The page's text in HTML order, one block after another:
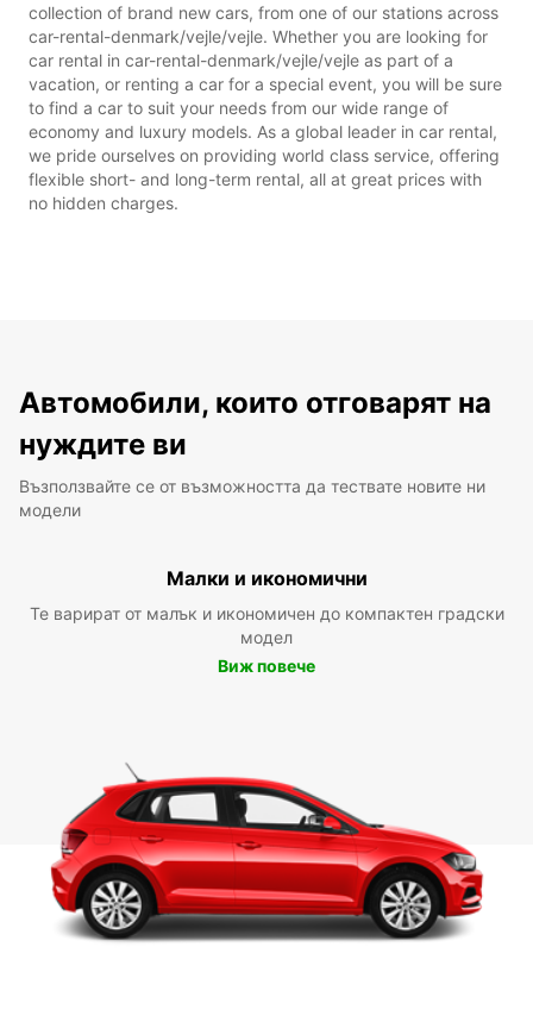
collection of brand new cars, from one of our stations across
car-rental-denmark/vejle/vejle. Whether you are looking for
car rental in car-rental-denmark/vejle/vejle as part of a
vacation, or renting a car for a special event, you will be sure
to find a car to suit your needs from our wide range of
economy and luxury models. As a global leader in car rental,
we pride ourselves on providing world class service, offering
flexible short- and long-term rental, all at great prices with
no hidden charges.
Автомобили, които отговарят на
нуждите ви
Възползвайте се от възможността да тествате новите ни
модели
Малки и икономични
Те варират от малък и икономичен до компактен градски
модел
Виж повече